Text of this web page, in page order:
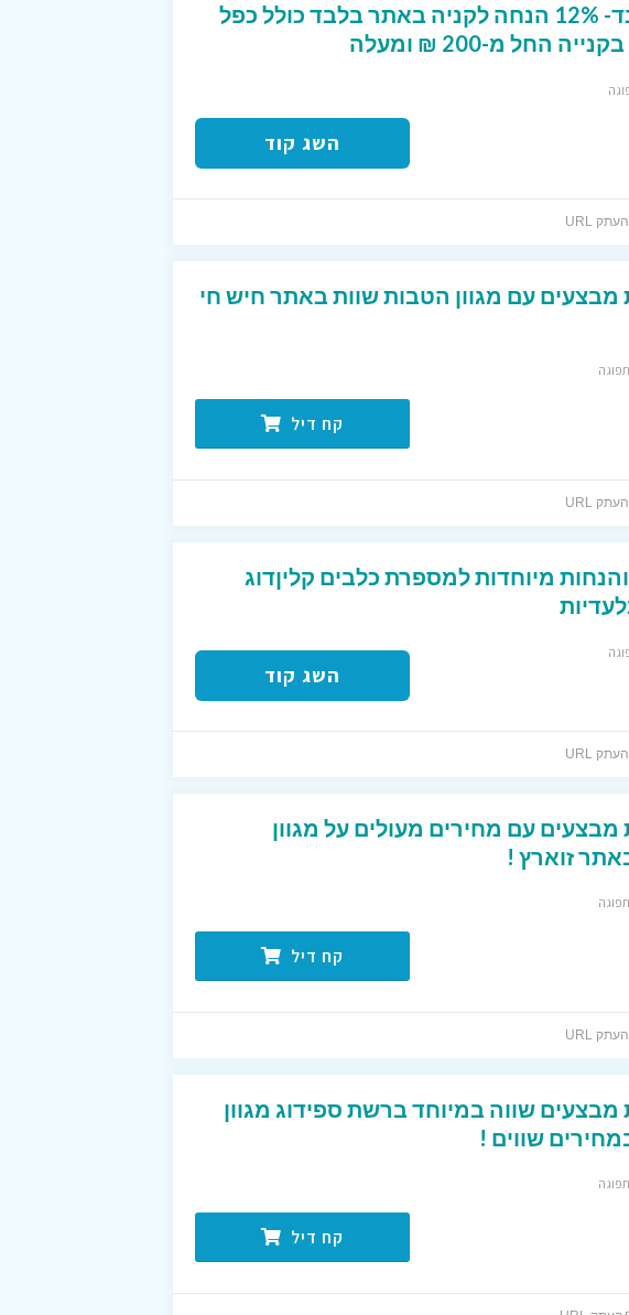
טימברלנד- 12% הנחה לקניה באתר בלבד כולל כפל
החל מ-200 ₪ ומעלה
השג קוד
העתק URL
מבצעים עם מגוון הטבות שוות באתר חיש חי
קח דיל
העתק URL
מיוחדות למספרת כלבים קליןדוג
השג קוד
העתק URL
מבצעים עם מחירים מעולים על מגוון
זוארץ !
קח דיל
העתק URL
מבצעים שווה במיוחד ברשת ספידוג מגוון
שווים !
קח דיל